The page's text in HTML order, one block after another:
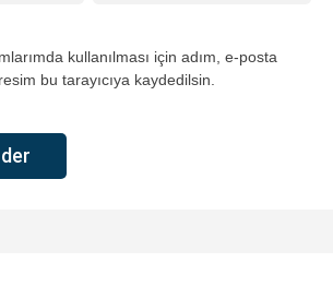
kullanılması için adım, e-posta
bu tarayıcıya kaydedilsin.